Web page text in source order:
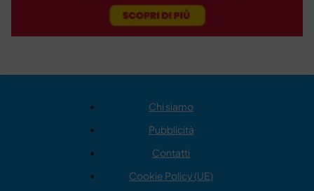
Chi siamo
Pubblicità
Contatti
Cookie Policy (UE)